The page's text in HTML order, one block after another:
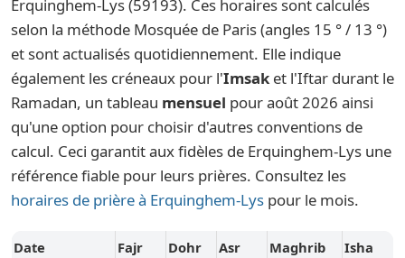
Erquinghem-Lys (59193). Ces horaires sont calculés
selon la méthode Mosquée de Paris (angles 15 ° / 13 °)
et sont actualisés quotidiennement. Elle indique
également les créneaux pour l'Imsak et l'Iftar durant le
Ramadan, un tableau mensuel pour août 2026 ainsi
qu'une option pour choisir d'autres conventions de
calcul. Ceci garantit aux fidèles de Erquinghem-Lys une
référence fiable pour leurs prières. Consultez les
horaires de prière à Erquinghem-Lys pour le mois.
Date Fajr Dohr Asr Maghrib
Isha